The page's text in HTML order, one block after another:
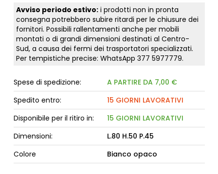
Avviso periodo estivo:i prodotti non in pronta
consegna potrebbero subire ritardi per le chiusure dei
fornitori. Possibili rallentamenti anche per mobili
montati o di grandi dimensioni destinati al Centro-
Sud, a causa dei fermi dei trasportatori specializzati.
Per tempistiche precise: WhatsApp 377 5977779.
Spese di spedizione:
A PARTIRE DA 7,00 €
Spedito entro:
15 GIORNI LAVORATIVI
Disponibile per il ritiro in:
15 GIORNI LAVORATIVI
Dimensioni:
L.80 H.50 P.45
Colore
Bianco opaco